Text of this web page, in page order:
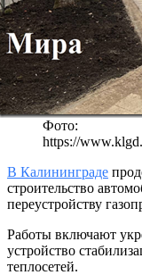
Фото:
https://
В Калининграде
строительство
переустройству
Работы включают
устройство
теплосетей.